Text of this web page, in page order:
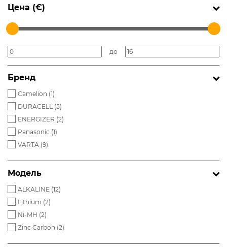
Цена (€)
до
Бренд
Camelion (1)
DURACELL (5)
ENERGIZER (2)
Panasonic (1)
VARTA (9)
Модель
ALKALINE (12)
Lithium (2)
Ni-MH (2)
Zinc Carbon (2)